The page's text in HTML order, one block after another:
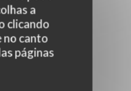
a
clicando
no canto
páginas